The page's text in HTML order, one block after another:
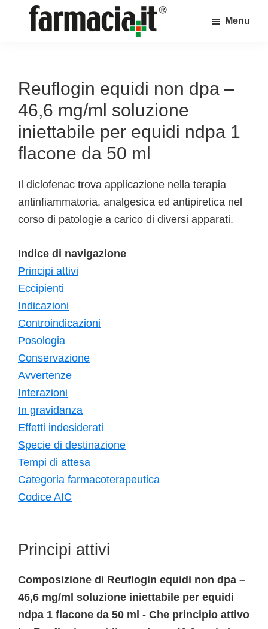
sul
mondo
della
farmacia
online
Menu
Reuflogin equidi non dpa –
46,6 mg/ml soluzione
iniettabile per equidi ndpa 1
flacone da 50 ml
Il diclofenac trova applicazione nella terapia
antinfiammatoria, analgesica ed antipiretica nel
corso di patologie a carico di diversi apparati.
Indice di navigazione
Principi attivi
Eccipienti
Indicazioni
Controindicazioni
Posologia
Conservazione
Avvertenze
Interazioni
In gravidanza
Effetti indesiderati
Specie di destinazione
Tempi di attesa
Categoria farmacoterapeutica
Codice AIC
Principi attivi
Composizione di Reuflogin equidi non dpa –
46,6 mg/ml soluzione iniettabile per equidi
ndpa 1 flacone da 50 ml - Che principio attivo